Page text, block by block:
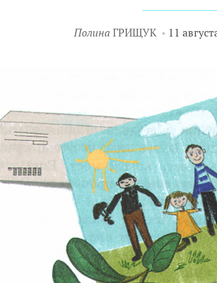
Полина ГРИЩУК 11